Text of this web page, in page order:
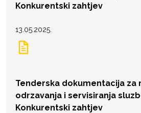
Konkurentski zahtjev
13.05.2025.
Tenderska dokumentacija za
odrzavanja i servisiranja
Konkurentski zahtjev